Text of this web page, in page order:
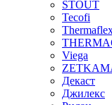
STOUT
Tecofi
Viega
Декаст
Джилекс